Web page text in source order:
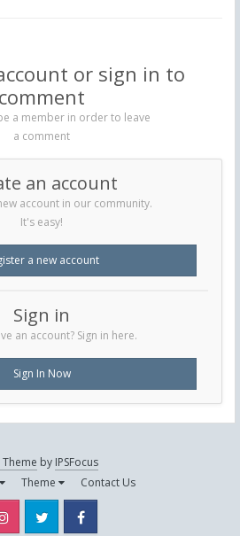
or sign in to
comment
a member in order to leave
a comment
an account
account in our community.
It's easy!
a new account
Sign in
an account? Sign in here.
Sign In Now
Theme by IPSFocus
Theme Contact Us
Instagram Twitter